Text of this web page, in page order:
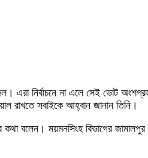
এরা নির্বাচনে না এলে সেই ভোট
রাখতে সবাইকে আহ্বান জানান তিনি।
বলেন। ময়মনসিংহ বিভাগের